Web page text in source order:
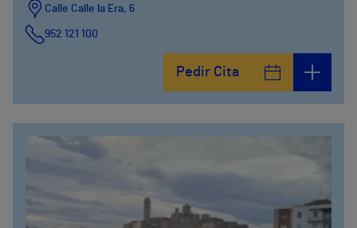
Calle Calle la Era, 6
952 121 100
Pedir Cita